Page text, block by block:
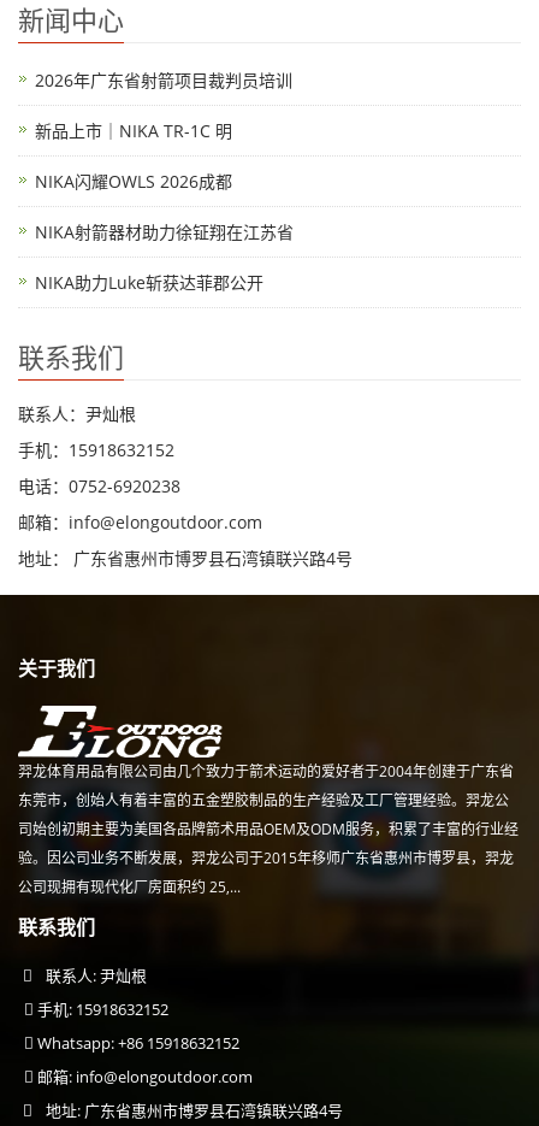
新闻中心
2026年广东省射箭项目裁判员培训
新品上市｜NIKA TR-1C 明
NIKA闪耀OWLS 2026成都
NIKA射箭器材助力徐钲翔在江苏省
NIKA助力Luke斩获达菲郡公开
联系我们
联系人：尹灿根
手机：15918632152
电话：0752-6920238
邮箱： info@elongoutdoor.com
地址： 广东省惠州市博罗县石湾镇联兴路4号
关于我们
羿龙体育用品有限公司由几个致力于箭术运动的爱好者于2004年创建于广东省
东莞市，创始人有着丰富的五金塑胶制品的生产经验及工厂管理经验。羿龙公
司始创初期主要为美国各品牌箭术用品OEM及ODM服务，积累了丰富的行业经
验。因公司业务不断发展，羿龙公司于2015年移师广东省惠州市博罗县，羿龙
公司现拥有现代化厂房面积约 25,...
联系我们
联系人: 尹灿根
手机: 15918632152
Whatsapp: +86 15918632152
邮箱: info@elongoutdoor.com
地址: 广东省惠州市博罗县石湾镇联兴路4号